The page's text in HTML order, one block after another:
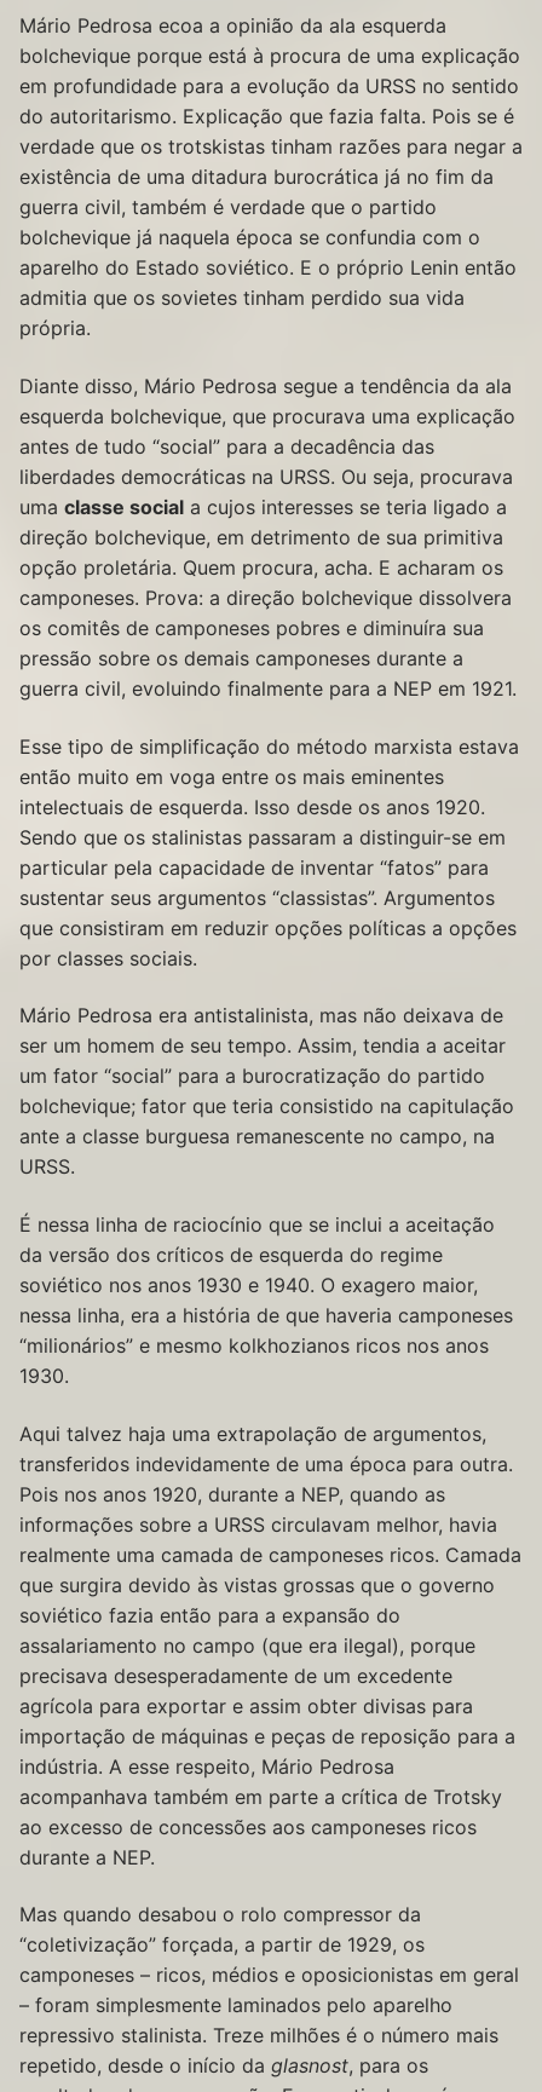
Mário Pedrosa ecoa a opinião da ala esquerda
bolchevique porque está à procura de uma explicação
em profundidade para a evolução da URSS no sentido
do autoritarismo. Explicação que fazia falta. Pois se é
verdade que os trotskistas tinham razões para negar a
existência de uma ditadura burocrática já no fim da
guerra civil, também é verdade que o partido
bolchevique já naquela época se confundia com o
aparelho do Estado soviético. E o próprio Lenin então
admitia que os sovietes tinham perdido sua vida
própria.
Diante disso, Mário Pedrosa segue a tendência da ala
esquerda bolchevique, que procurava uma explicação
antes de tudo “social” para a decadência das
liberdades democráticas na URSS. Ou seja, procurava
uma classe social a cujos interesses se teria ligado a
direção bolchevique, em detrimento de sua primitiva
opção proletária. Quem procura, acha. E acharam os
camponeses. Prova: a direção bolchevique dissolvera
os comitês de camponeses pobres e diminuíra sua
pressão sobre os demais camponeses durante a
guerra civil, evoluindo finalmente para a NEP em 1921.
Esse tipo de simplificação do método marxista estava
então muito em voga entre os mais eminentes
intelectuais de esquerda. Isso desde os anos 1920.
Sendo que os stalinistas passaram a distinguir-se em
particular pela capacidade de inventar “fatos” para
sustentar seus argumentos “classistas”. Argumentos
que consistiram em reduzir opções políticas a opções
por classes sociais.
Mário Pedrosa era antistalinista, mas não deixava de
ser um homem de seu tempo. Assim, tendia a aceitar
um fator “social” para a burocratização do partido
bolchevique; fator que teria consistido na capitulação
ante a classe burguesa remanescente no campo, na
URSS.
É nessa linha de raciocínio que se inclui a aceitação
da versão dos críticos de esquerda do regime
soviético nos anos 1930 e 1940. O exagero maior,
nessa linha, era a história de que haveria camponeses
“milionários” e mesmo kolkhozianos ricos nos anos
1930.
Aqui talvez haja uma extrapolação de argumentos,
transferidos indevidamente de uma época para outra.
Pois nos anos 1920, durante a NEP, quando as
informações sobre a URSS circulavam melhor, havia
realmente uma camada de camponeses ricos. Camada
que surgira devido às vistas grossas que o governo
soviético fazia então para a expansão do
assalariamento no campo (que era ilegal), porque
precisava desesperadamente de um excedente
agrícola para exportar e assim obter divisas para
importação de máquinas e peças de reposição para a
indústria. A esse respeito, Mário Pedrosa
acompanhava também em parte a crítica de Trotsky
ao excesso de concessões aos camponeses ricos
durante a NEP.
Mas quando desabou o rolo compressor da
“coletivização” forçada, a partir de 1929, os
camponeses – ricos, médios e oposicionistas em geral
– foram simplesmente laminados pelo aparelho
repressivo stalinista. Treze milhões é o número mais
repetido, desde o início da glasnost, para os